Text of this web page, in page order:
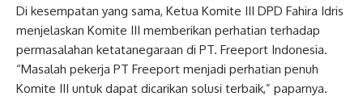
Di kesempatan yang sama, Ketua Komite III DPD Fahira Idris
menjelaskan Komite III memberikan perhatian terhadap
permasalahan ketatanegaraan di PT. Freeport Indonesia.
“Masalah pekerja PT Freeport menjadi perhatian penuh
Komite III untuk dapat dicarikan solusi terbaik,” paparnya.